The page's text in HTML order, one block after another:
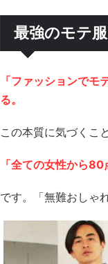
最強のモテ
「ファッションで
る。
この本質に気づくこ
「全ての女性から80
です。「無難おしゃ